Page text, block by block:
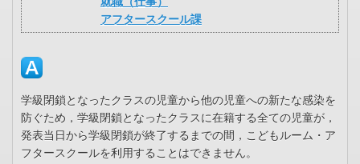
アフタースクール課
学級閉鎖となったクラスの児童から他の児童への新たな感染を
防ぐため，学級閉鎖となったクラスに在籍する全ての児童が，
発表当日から学級閉鎖が終了するまでの間，こどもルーム・ア
フタースクールを利用することはできません。